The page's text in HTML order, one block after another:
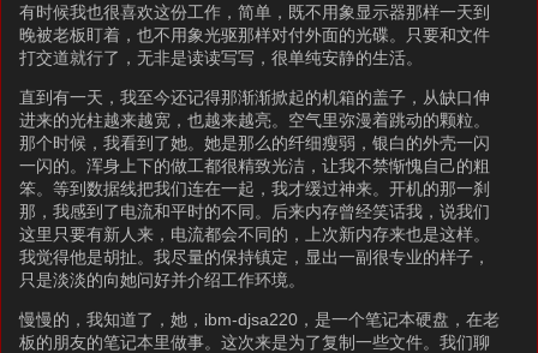
有时候我也很喜欢这份工作，简单，既不用象显示器那样一天到
晚被老板盯着，也不用象光驱那样对付外面的光碟。只要和文件
打交道就行了，无非是读读写写，很单纯安静的生活。
直到有一天，我至今还记得那渐渐掀起的机箱的盖子，从缺口伸
进来的光柱越来越宽，也越来越亮。空气里弥漫着跳动的颗粒。
那个时候，我看到了她。她是那么的纤细瘦弱，银白的外壳一闪
一闪的。浑身上下的做工都很精致光洁，让我不禁惭愧自己的粗
笨。等到数据线把我们连在一起，我才缓过神来。开机的那一刹
那，我感到了电流和平时的不同。后来内存曾经笑话我，说我们
这里只要有新人来，电流都会不同的，上次新内存来也是这样。
我觉得他是胡扯。我尽量的保持镇定，显出一副很专业的样子，
只是淡淡的向她问好并介绍工作环境。
慢慢的，我知道了，她，ibm-djsa220，是一个笔记本硬盘，在老
板的朋友的笔记本里做事。这次来是为了复制一些文件。我们聊